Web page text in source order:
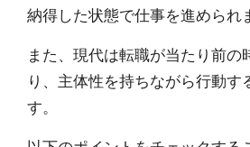
納得した状態で仕事を進められ
また、現代は転職が当たり前の
り、主体性を持ちながら行動す
す。